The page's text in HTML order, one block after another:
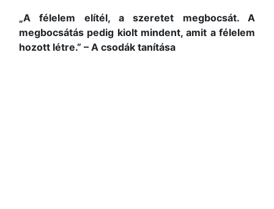
„A félelem elítél, a szeretet megbocsát. A
megbocsátás pedig kiolt mindent, amit a félelem
hozott létre.” – A csodák tanítása